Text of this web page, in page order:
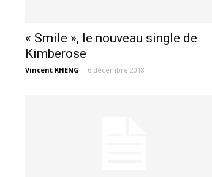
« Smile », le nouveau single de
Kimberose
Vincent KHENG - 6 décembre 2018